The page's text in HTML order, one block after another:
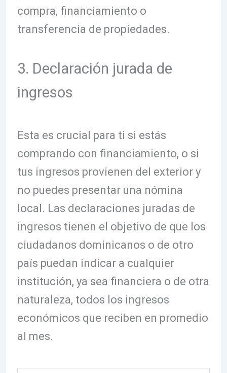
compra, financiamiento o
transferencia de propiedades.
3. Declaración jurada de
ingresos
Esta es crucial para ti si estás
comprando con financiamiento, o si
tus ingresos provienen del exterior y
no puedes presentar una nómina
local. Las declaraciones juradas de
ingresos tienen el objetivo de que los
ciudadanos dominicanos o de otro
país puedan indicar a cualquier
institución, ya sea financiera o de otra
naturaleza, todos los ingresos
económicos que reciben en promedio
al mes.